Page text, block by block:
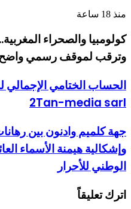
منذ 18 ساعة
كولومبيا والصحراء
وترقب لموقف رسمي
2Tan-media sarl
جهة كلميم وادنون بين
وإشكالية هيمنة الأسماء
الوطني للأحرار
اترك تعليقاً